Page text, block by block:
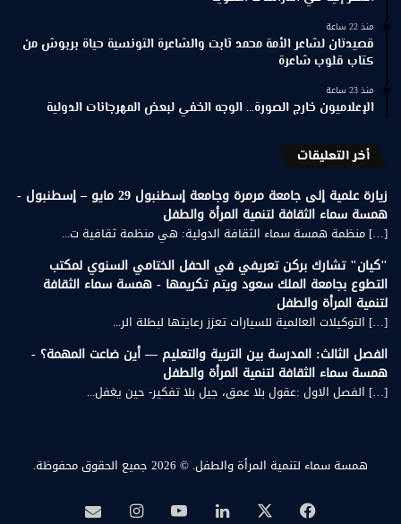
منذ 22 ساعة
قصيدتان لشاعر الأمة محمد ثابت والشاعرة التونسية حياة بربوش من
كتاب قلوب شاعرة
منذ 23 ساعة
الإعلاميون خارج الصورة… الوجه الخفي لبعض المهرجانات الدولية
أخر التعليقات
زيارة علمية إلى جامعة مرمرة وجامعة إسطنبول 29 مايو – إسطنبول -
همسة سماء الثقافة لتنمية المرأة والطفل
[…] منظمة همسة سماء الثقافة الدولية: هي منظمة ثقافية ت...
"كيان" تشارك بركن تعريفي في الحفل الختامي السنوي لمكتب
التطوع بجامعة الملك سعود ويتم تكريمها - همسة سماء الثقافة
لتنمية المرأة والطفل
[…] التوكيلات العالمية للسيارات تعزز رعايتها لبطلة الر...
الفصل الثالث: المدرسة بين التربية والتعليم — أين ضاعت المهمة؟ -
همسة سماء الثقافة لتنمية المرأة والطفل
[…] الفصل الاول :عقول بلا عمق، جيل بلا تفكير- حين يغفل...
همسة سماء لتنمية المرأة والطفل. © 2026 جميع الحقوق محفوظة.
فيسبوك لينكدإن‫YouTubeانستقرامبريد